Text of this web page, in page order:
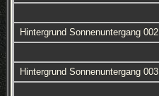
Hintergrund Sonnenuntergang 002
Hintergrund Sonnenuntergang 003